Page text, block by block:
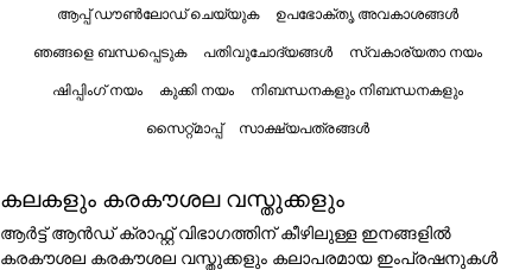
ആപ്പ് ഡൗൺലോഡ് ചെയ്യുക ഉപഭോക്തൃ അവകാശങ്ങൾ
ഞങ്ങളെ ബന്ധപ്പെടുക പതിവുചോദ്യങ്ങൾ സ്വകാര്യതാ നയം
ഷിപ്പിംഗ് നയം കുക്കി നയം നിബന്ധനകളും നിബന്ധനകളും
സൈറ്റ്മാപ്പ് സാക്ഷ്യപത്രങ്ങൾ
കലകളും കരകൗശല വസ്തുക്കളും
ആർട്ട് ആൻഡ് ക്രാഫ്റ്റ് വിഭാഗത്തിന് കീഴിലുള്ള ഇനങ്ങളിൽ
കരകൗശല കരകൗശല വസ്തുക്കളും കലാപരമായ ഇംപ്രഷനുകൾ